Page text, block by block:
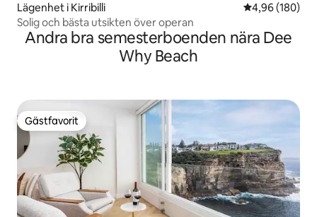
Lägenhet i Kirribilli 4,96 av 5 i
4,96 (180)
Solig och bästa utsikten över operan
Andra bra semesterboenden nära Dee
Why Beach
Gästfavorit
Gästfavorit